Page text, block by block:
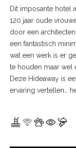
Dit imposante hotel
120 jaar oude
door een
een fantastisch
wat een werk is er
te houden maar wel
Deze Hideaway is
ervaring vertellen…